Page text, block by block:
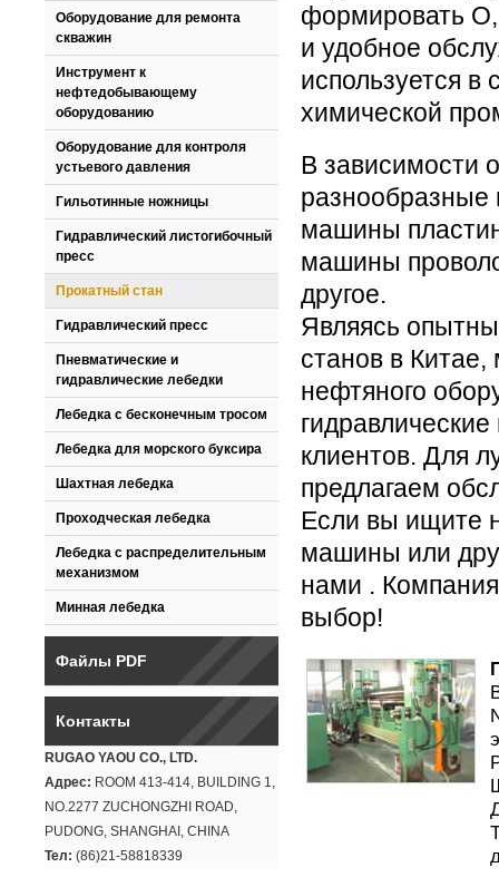
Оборудование для ремонта
скважин
Инструмент к
нефтедобывающему
оборудованию
Оборудование для контроля
устьевого давления
Гильотинные ножницы
Гидравлический листогибочный
пресс
Прокатный стан
Гидравлический пресс
Пневматические и
гидравлические лебедки
Лебедка с бесконечным тросом
Лебедка для морского буксира
Шахтная лебедка
Проходческая лебедка
Лебедка с распределительным
механизмом
Минная лебедка
Файлы PDF
Контакты
RUGAO YAOU CO., LTD.
Адрес: ROOM 413-414, BUILDING 1,
NO.2277 ZUCHONGZHI ROAD,
PUDONG, SHANGHAI, CHINA
Тел: (86)21-58818339
формировать
и удобное
используется в
химической
В зависимости
машины
машины
другое.
Являясь
станов в
нефтяного
клиентов. Для
предлагаем
Если вы ищите
машины или
нами .
выбор!